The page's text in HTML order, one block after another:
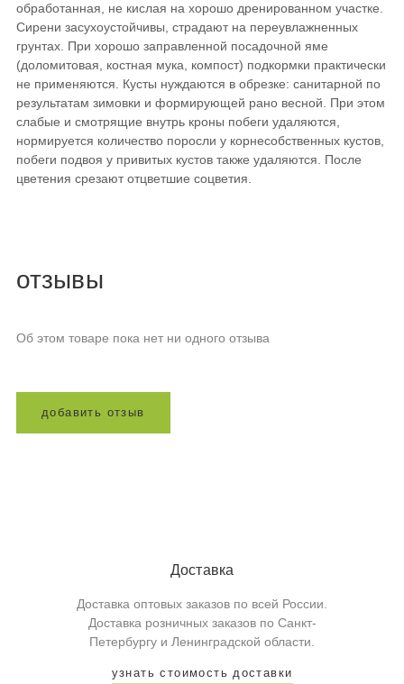
обработанная, не кислая на хорошо дренированном участке.
Сирени засухоустойчивы, страдают на переувлажненных
грунтах. При хорошо заправленной посадочной яме
(доломитовая, костная мука, компост) подкормки практически
не применяются. Кусты нуждаются в обрезке: санитарной по
результатам зимовки и формирующей рано весной. При этом
слабые и смотрящие внутрь кроны побеги удаляются,
нормируется количество поросли у корнесобственных кустов,
побеги подвоя у привитых кустов также удаляются. После
цветения срезают отцветшие соцветия.
отзывы
Об этом товаре пока нет ни одного отзыва
доба вит ь отз ыв
Доставка
Доставка оптовых заказов по всей России.
Доставка розничных заказов по Санкт-
Петербургу и Ленинградской области.
узнать стоимость доставки